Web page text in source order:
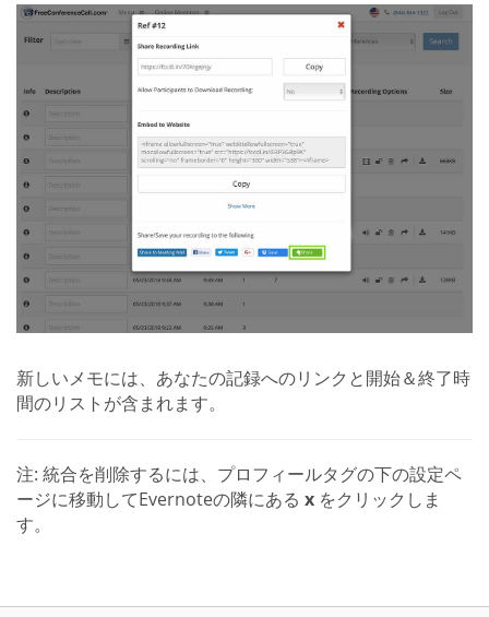
新しいメモには、あなたの記録へのリンクと開始＆終了時
間のリストが含まれます。
注: 統合を削除するには、プロフィールタグの下の設定ペ
ージに移動してEvernoteの隣にある x をクリックしま
す。